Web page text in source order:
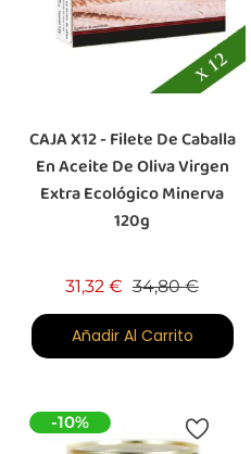
CAJA X12 - Filete De Caballa
En Aceite De Oliva Virgen
Extra Ecológico Minerva
120g
31,32 € Precio base
34,80 €Precio
Añadir Al Carrito
-10%